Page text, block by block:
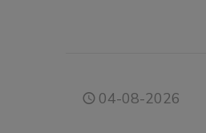
04-08-2026